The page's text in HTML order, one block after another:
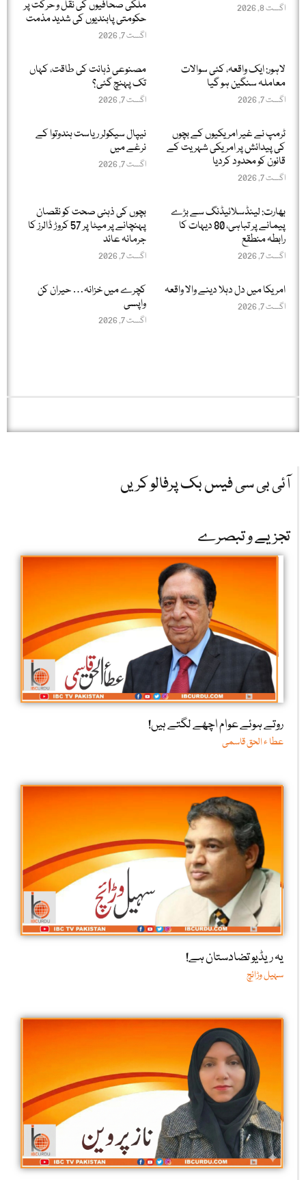
اگست 8, 2026
ملکی صحافیوں کی نقل و حرکت پر
حکومتی پابندیوں کی شدید مذمت
اگست 7, 2026
لاہور: ایک واقعہ، کئی سوالات
معاملہ سنگین ہو گیا
اگست 7, 2026
مصنوعی ذہانت کی طاقت، کہاں
تک پہنچ گئی؟
اگست 7, 2026
ٹرمپ نے غیر امریکیوں کے بچوں
کی پیدائش پر امریکی شہریت کے
قانون کو محدود کردیا
اگست 7, 2026
نیپال سیکولر ریاست ہندوتوا کے
نرغے میں
اگست 7, 2026
بھارت: لینڈسلائیڈنگ سے بڑے
پیمانے پر تباہی، 80 دیہات کا
رابطہ منطقع
اگست 7, 2026
بچوں کی ذہنی صحت کو نقصان
پہنچانے پر میٹا پر 57 کروڑ ڈالرز کا
جرمانہ عائد
اگست 7, 2026
امریکا میں دل دہلا دینے والا واقعہ
اگست 7, 2026
کچرے میں خزانہ… حیران کن
واپسی
اگست 7, 2026
آئی بی سی فیس بک پرفالو کریں
تجزیے و تبصرے
روتے ہوئے عوام اچھے لگتے ہیں!
عطا ء الحق قاسمی
یہ ریڈیو تضادستان ہے!
سہیل وڑائچ